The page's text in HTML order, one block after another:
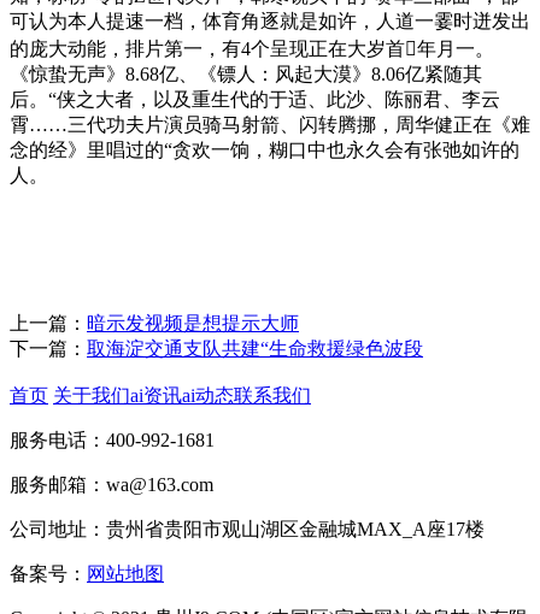
可认为本人提速一档，体育角逐就是如许，人道一霎时迸发出
的庞大动能，排片第一，有4个呈现正在大岁首年月一。
《惊蛰无声》8.68亿、《镖人：风起大漠》8.06亿紧随其
后。“侠之大者，以及重生代的于适、此沙、陈丽君、李云
霄……三代功夫片演员骑马射箭、闪转腾挪，周华健正在《难
念的经》里唱过的“贪欢一饷，糊口中也永久会有张弛如许的
人。
上一篇： 暗示发视频是想提示大师
下一篇： 取海淀交通支队共建“生命救援绿色波段
首页 关于我们ai资讯ai动态联系我们
服务电话：400-992-1681
服务邮箱：wa@163.com
公司地址：贵州省贵阳市观山湖区金融城MAX_A座17楼
备案号： 网站地图